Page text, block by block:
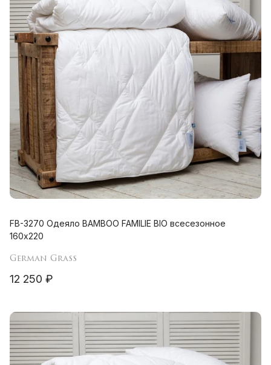
FB-3270 Одеяло BAMBOO FAMILIE BIO всесезонное
160х220
German Grass
12 250 ₽